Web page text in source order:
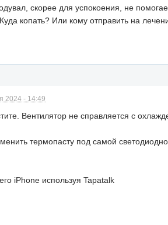
скорее для успокоения, не
копать? Или кому отправить на
2024 - 14:49
Вентилятор не справляется с
термопасту под самой
iPhone используя Tapatalk